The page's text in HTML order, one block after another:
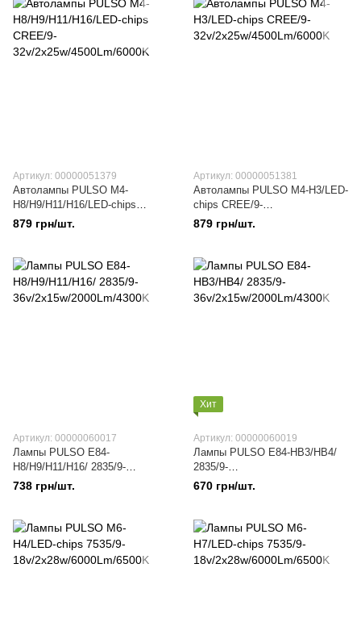
Артикул: 00000051379
Автолампы PULSO M4-
H8/H9/H11/H16/LED-chips
CREE/9-
32v/2x25w/4500Lm/6000K
879 грн/шт.
Артикул: 00000051381
Автолампы PULSO M4-H3/LED-
chips CREE/9-
32v/2x25w/4500Lm/6000K
879 грн/шт.
Артикул: 00000060017
Лампы PULSO E84-
H8/H9/H11/H16/ 2835/9-
36v/2x15w/2000Lm/4300K
738 грн/шт.
Хит
Артикул: 00000060019
Лампы PULSO E84-HB3/HB4/
2835/9-
36v/2x15w/2000Lm/4300K
670 грн/шт.